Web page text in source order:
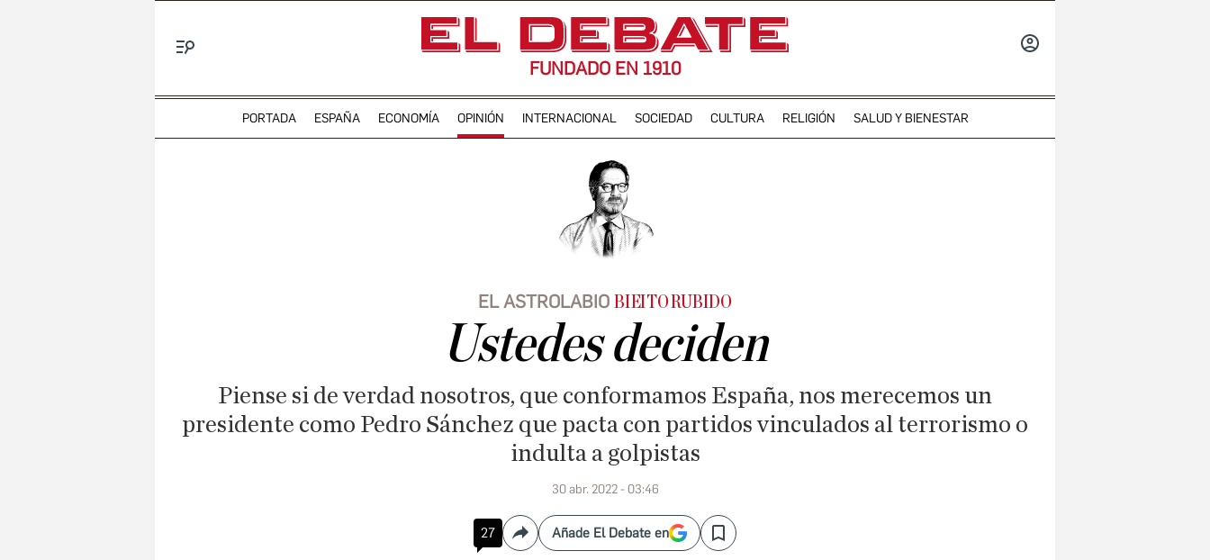
FUNDADO EN 1910
PORTADA ESPAÑA ECONOMÍA OPINIÓN INTERNACIONAL SOCIEDAD CULTURA RELIGIÓN SALUD Y BIENESTAR
EL ASTROLABIO BIEITO RUBIDO
Ustedes deciden
Piense si de verdad nosotros, que conformamos España, nos merecemos un
presidente como Pedro Sánchez que pacta con partidos vinculados al terrorismo o
indulta a golpistas
30 abr. 2022 - 03:46
27 CompartirAñade El Debate en Save